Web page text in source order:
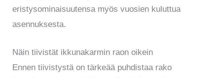
eristysominaisuutensa myös vuosien kuluttua
asennuksesta.
Näin tiivistät ikkunakarmin raon oikein
Ennen tiivistystä on tärkeää puhdistaa rako